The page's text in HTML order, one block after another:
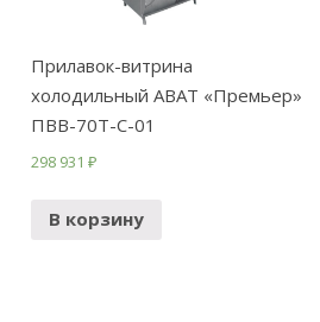
Прилавок-витрина
холодильный ABAT «Премьер»
ПВВ-70Т-С-01
298 931₽
В корзину